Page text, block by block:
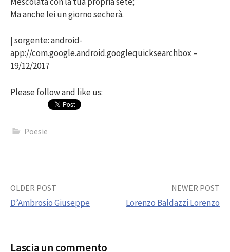
Ma anche lei un giorno secherà.
| sorgente: android-
app://com.google.android.googlequicksearchbox –
19/12/2017
Please follow and like us:
Poesie
Post
OLDER POST
D’Ambrosio Giuseppe
NEWER POST
Lorenzo Baldazzi Lorenzo
Lascia un commento